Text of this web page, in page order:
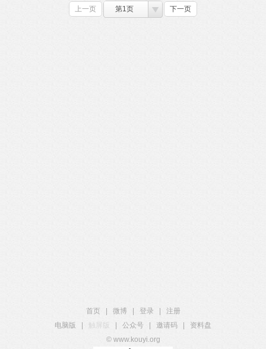
上一页 第1页 下一页
首页 微博 登录
注册
电脑版
触屏版 公众号 邀请码
资料盘
© www.kouyi.org